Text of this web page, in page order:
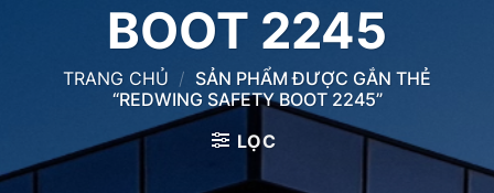
BOOT 2245
TRANG CHỦ / SẢN PHẨM ĐƯỢC GẮN THẺ
“REDWING SAFETY BOOT 2245”
LỌC